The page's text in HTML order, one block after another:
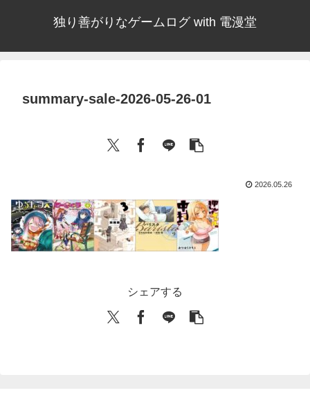
独り善がりなゲームログ with 電漫堂
summary-sale-2026-05-26-01
2026.05.26
シェアする